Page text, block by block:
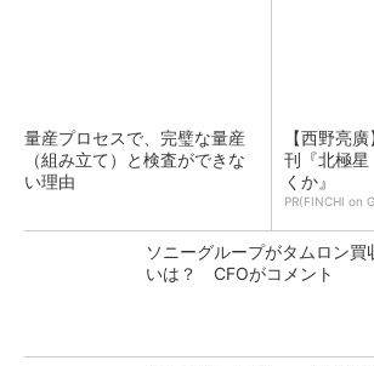
量産プロセスで、完璧な量産
（組み立て）と検査ができな
い理由
【西野亮
刊『北極
くか』
PR(FINCHI on
ソニーグループがタムロン買
いは？ CFOがコメント